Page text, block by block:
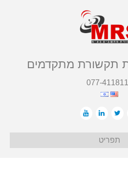
תקשורת מתקדמים
077-
תפריט